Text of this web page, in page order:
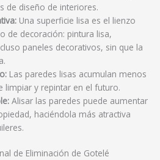
de diseño de interiores.
Una superficie lisa es el lienzo
de decoración: pintura lisa,
paneles decorativos, sin que la
Las paredes lisas acumulan menos
limpiar y repintar en el futuro.
Alisar las paredes puede aumentar
haciéndola más atractiva
de Eliminación de Gotelé